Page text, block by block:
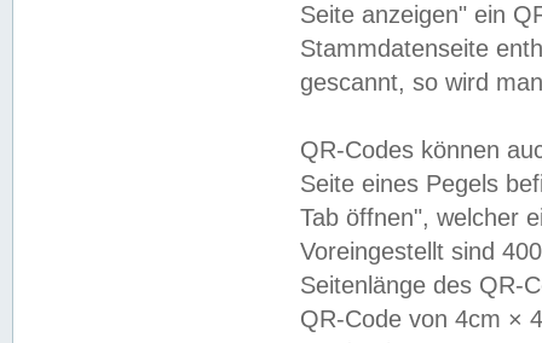
Seite anzeigen" ein
Stammdatenseite
gescannt, so wird
QR-Codes können
Seite eines Pegels
Tab öffnen", welcher
Voreingestellt sind
Seitenlänge des QR-
QR-Code von 4cm ×